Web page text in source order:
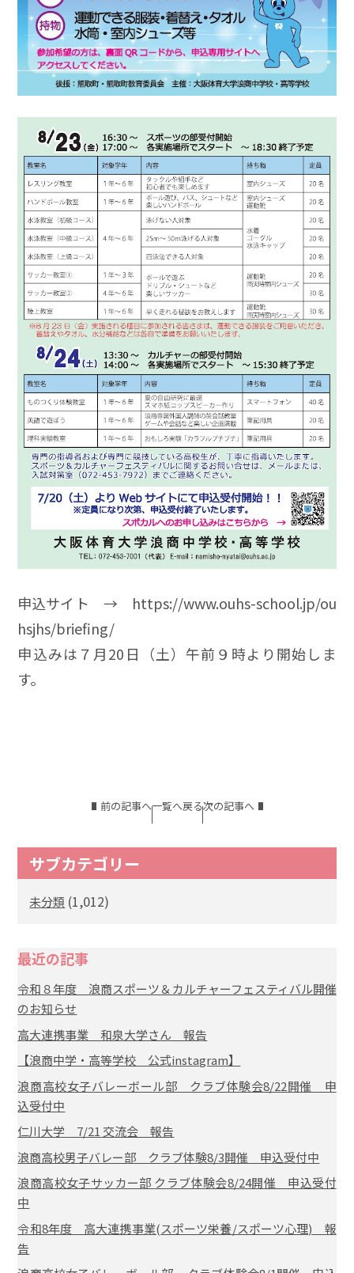
申込サイト → https://www.ouhs-school.jp/ou
hsjhs/briefing/
申込みは７月20日（土）午前９時より開始しま
す。
前の記事へ一覧へ戻る次の記事へ
サブカテゴリー
未分類 (1,012)
最近の記事
令和８年度 浪商スポーツ＆カルチャーフェスティバル開催
のお知らせ
高大連携事業 和泉大学さん 報告
【浪商中学・高等学校 公式instagram】
浪商高校女子バレーボール部 クラブ体験会8/22開催 申
込受付中
仁川大学 7/21 交流会 報告
浪商高校男子バレー部 クラブ体験8/3開催 申込受付中
浪商高校女子サッカー部 クラブ体験会8/24開催 申込受付
中
令和8年度 高大連携事業(スポーツ栄養/スポーツ心理) 報
告